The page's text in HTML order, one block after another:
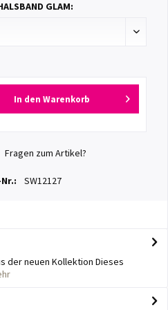
GLAM:
In den Warenkorb
Fragen zum Artikel?
SW12127
der neuen Kollektion Dieses